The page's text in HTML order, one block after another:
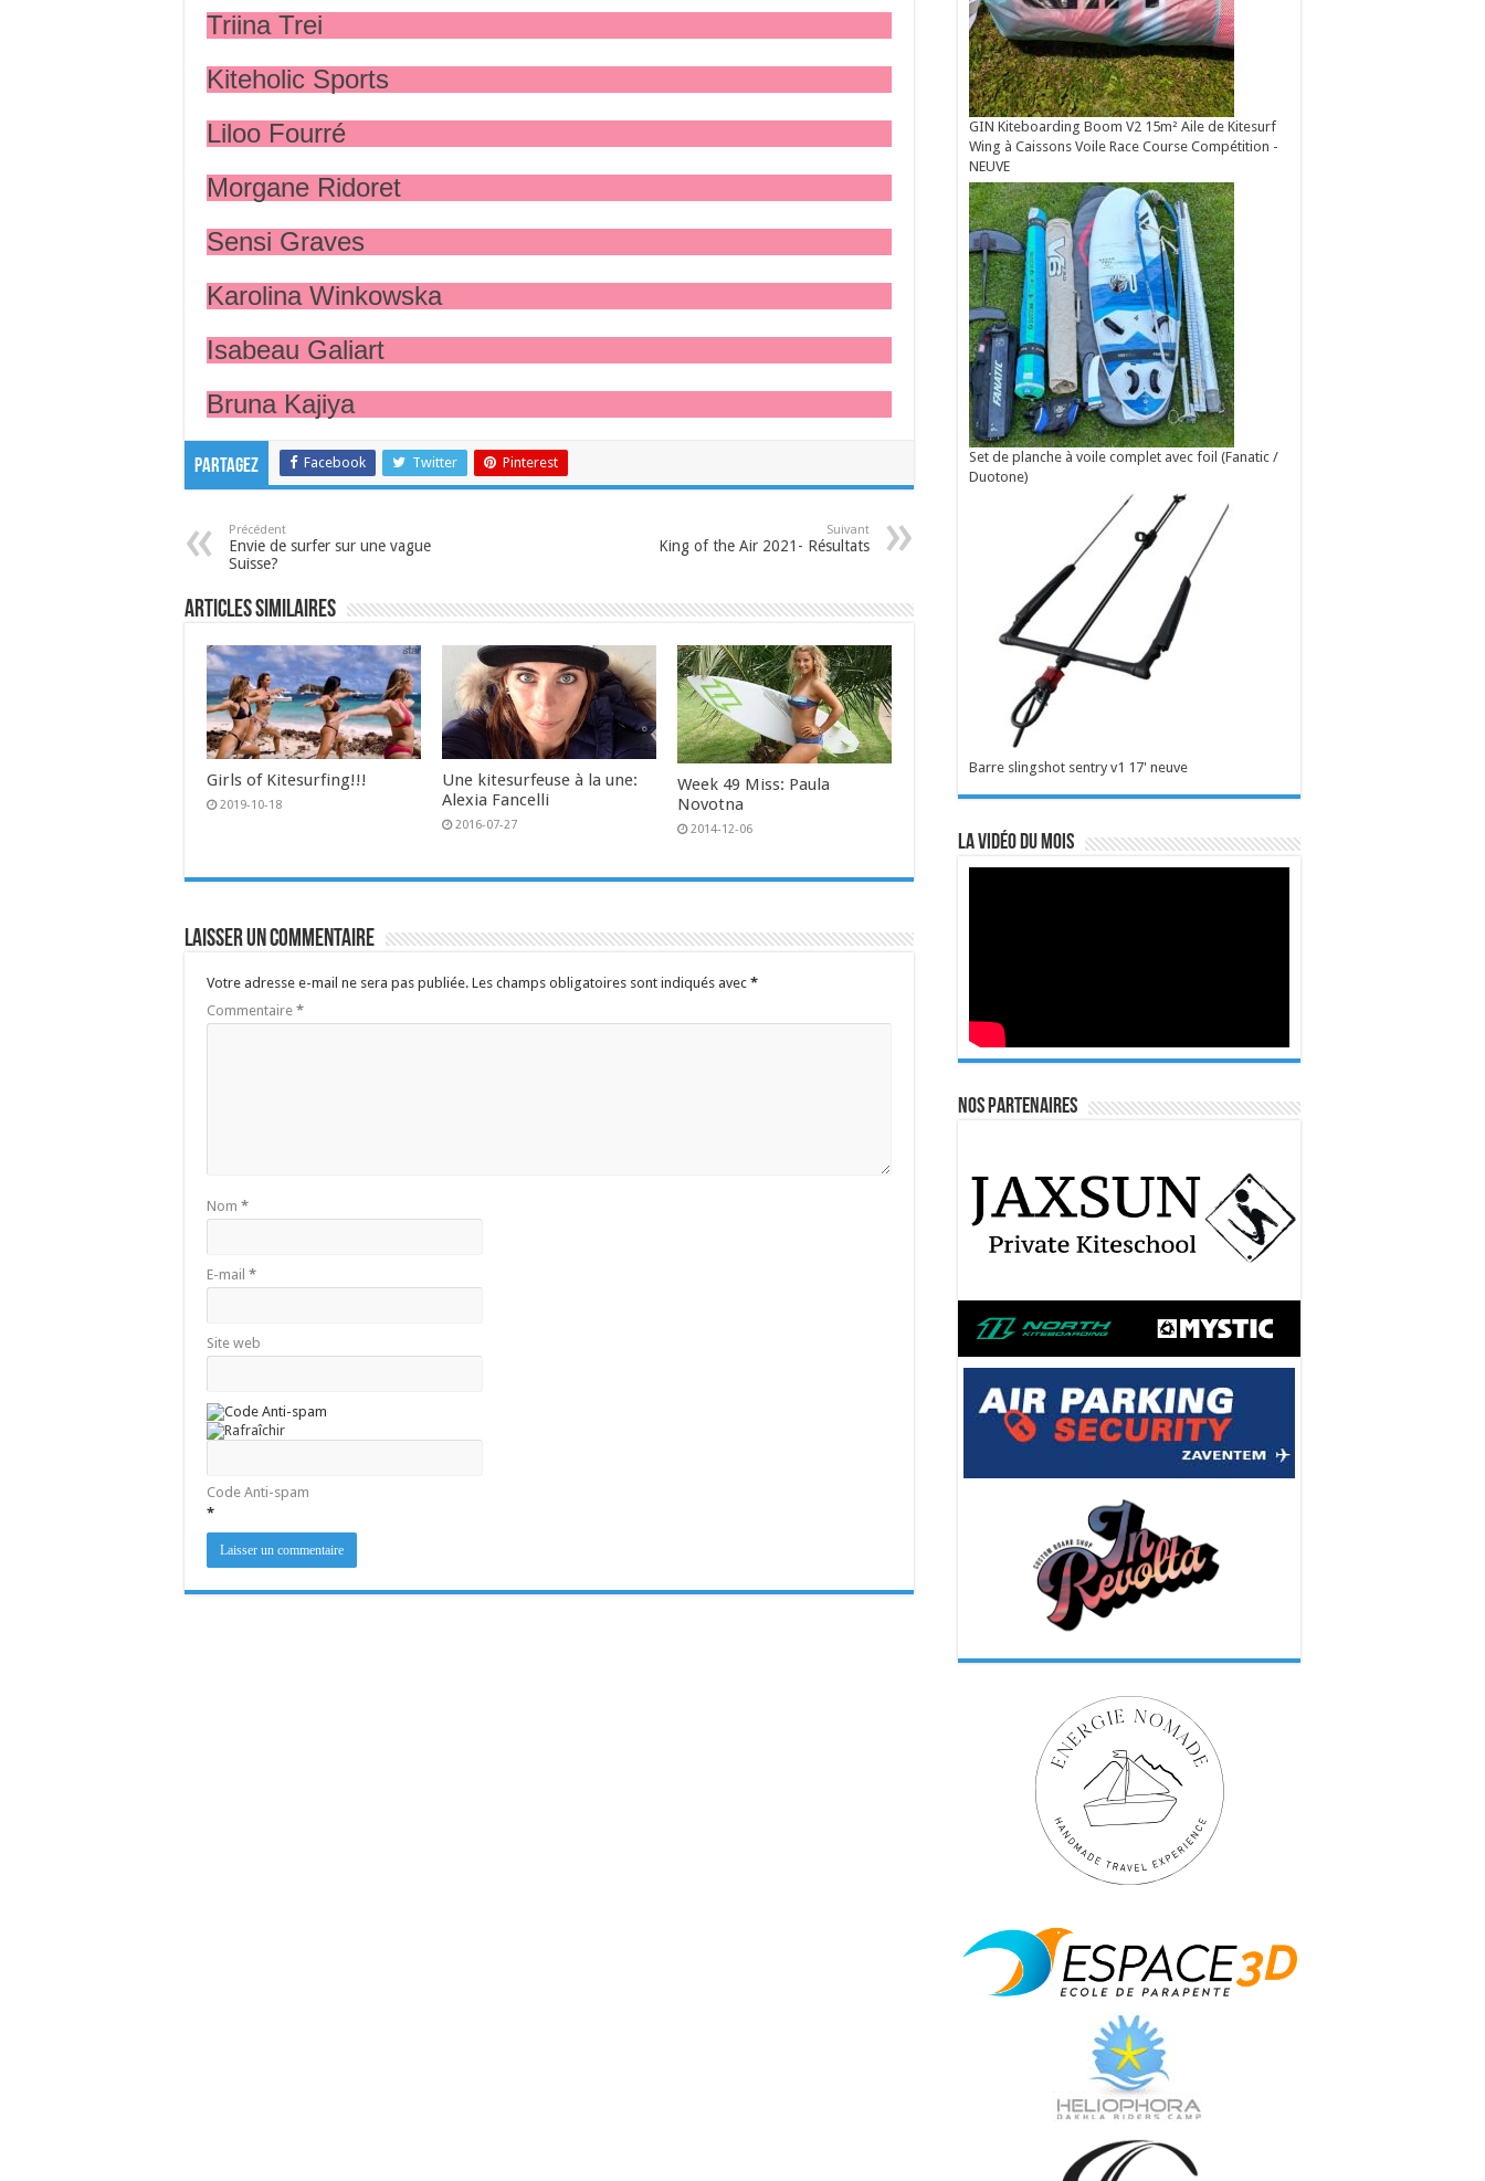
Triina Trei
Kiteholic Sports
Liloo Fourré
Morgane Ridoret‎
Sensi Graves
Karolina Winkowska
Isabeau Galiart
Bruna Kajiya
Partagez Facebook Twitter Pinterest
Précédent
Envie de surfer sur une vague
Suisse?
Suivant
King of the Air 2021- Résultats
Articles similaires
Girls of Kitesurfing!!!
2019-10-18
Une kitesurfeuse à la une:
Alexia Fancelli
2016-07-27
Week 49 Miss: Paula
Novotna
2014-12-06
Laisser un commentaire
Votre adresse e-mail ne sera pas publiée. Les champs obligatoires sont indiqués avec *
Commentaire *
Nom *
E-mail *
Site web
Code Anti-spam
*
GIN Kiteboarding Boom V2 15m² Aile de Kitesurf
Wing à Caissons Voile Race Course Compétition -
NEUVE
Set de planche à voile complet avec foil (Fanatic /
Duotone)
Barre slingshot sentry v1 17' neuve
La vidéo du mois
Nos Partenaires